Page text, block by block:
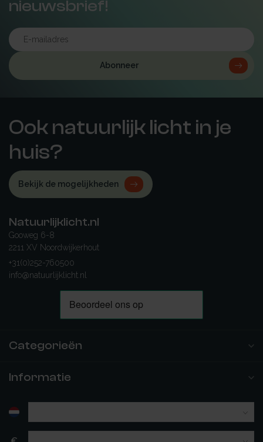
nieuwsbrief!
Abonneer
Ook natuurlijk licht in je
huis?
Bekijk de mogelijkheden
Natuurlijklicht.nl
Gooweg 6-8
2211 XV Noordwijkerhout
+31(0)252-760500
info@natuurlijklicht.nl
Categorieën
Informatie